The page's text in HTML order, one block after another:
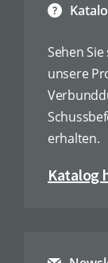
Sehen
unsere
erhalten.
Katalog